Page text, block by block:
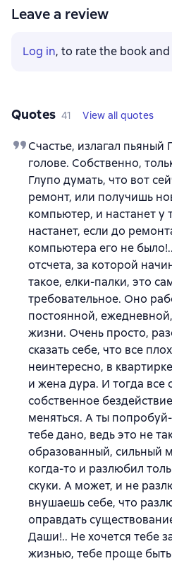
Leave a review
Log in, to rate the book and
Quotes 41 View all quotes
Счастье, излагал
голове. Собственно,
Глупо думать, что вот
ремонт, или получишь
компьютер, и настанет у
настанет, если до
компьютера его не
отсчета, за которой
такое, елки-палки, это
требовательное. Оно
постоянной,
жизни. Очень просто,
сказать себе, что все
неинтересно, в
и жена дура. И тогда все
собственное
меняться. А ты
тебе дано, ведь это не
образованный, сильный
когда-то и разлюбил
скуки. А может, и не
внушаешь себе, что
оправдать
Даши!.. Не хочется тебе
жизнью, тебе проще